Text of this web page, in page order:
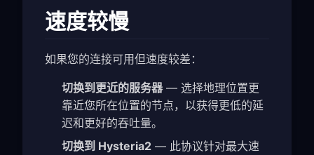
速度较慢
如果您的连接可用但速度较差：
切换到更近的服务器— 选择地理位置更
靠近您所在位置的节点，以获得更低的延
迟和更好的吞吐量。
切换到 Hysteria2 — 此协议针对最大速